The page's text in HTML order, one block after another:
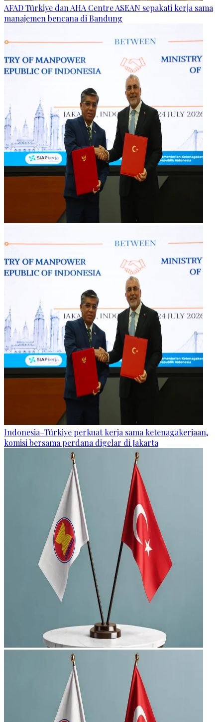
AFAD Türkiye dan AHA Centre ASEAN sepakati kerja sama
manajemen bencana di Bandung
Indonesia–Türkiye perkuat kerja sama ketenagakerjaan,
komisi bersama perdana digelar di Jakarta